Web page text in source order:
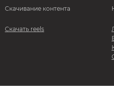
Скачивание контента
Скачать reels